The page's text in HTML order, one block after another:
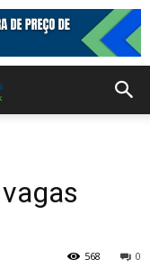
0
568